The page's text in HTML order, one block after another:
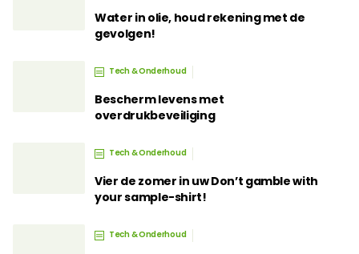
Water in olie, houd rekening met de
gevolgen!
Tech & Onderhoud
Bescherm levens met
overdrukbeveiliging
Tech & Onderhoud
Vier de zomer in uw Don’t gamble with
your sample-shirt!
Tech & Onderhoud